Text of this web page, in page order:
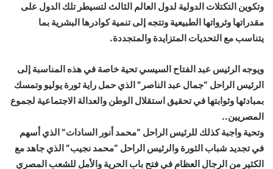
وتكوين التكتلات الدولية لدول العالم الثالث لتسيطر تلك الدول على
مقدراتها وثرواتها الطبيعية وتتجه إلى تنمية كوادرها البشرية بما
يتناسب مع التحديات المتزايدة والمتجددة.
ويوجه الرئيس عبد الفتاح السيسي تحية خاصة في هذه المناسبة إلى
الرئيس الراحل “جمال عبد الناصر” الذي حمل راية ثورة يوليو وتمسك
بمبادئها وثوابتها في تحقيق استقلال الوطن والعدالة الاجتماعية لجموع
المصريين..
وتحية واجبة كذلك للرئيس الراحل “محمد أنور السادات” الذي أسهم
في تجديد شباب الثورة والرئيس الراحل “محمد نجيب” الذي جاهد مع
الكثير من الرجال العظام في فتح باب الحرية والأمل للشعب المصري